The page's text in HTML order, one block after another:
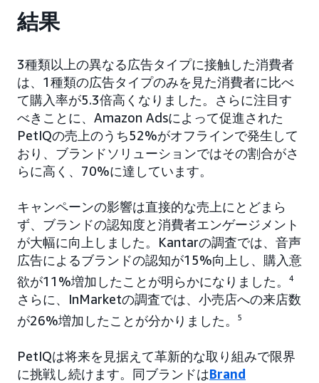
結果
3種類以上の異なる広告タイプに接触した消費者
は、1種類の広告タイプのみを見た消費者に比べ
て購入率が5.3倍高くなりました。さらに注目す
べきことに、Amazon Adsによって促進された
PetIQの売上のうち52%がオフラインで発生して
おり、ブランドソリューションではその割合がさ
らに高く、70%に達しています。
キャンペーンの影響は直接的な売上にとどまら
ず、ブランドの認知度と消費者エンゲージメント
が大幅に向上しました。Kantarの調査では、音声
広告によるブランドの認知が15%向上し、購入意
欲が11%増加したことが明らかになりました。
4
さらに、InMarketの調査では、小売店への来店数
が26%増加したことが分かりました。
5
PetIQは将来を見据えて革新的な取り組みで限界
に挑戦し続けます。同ブランドはBrand